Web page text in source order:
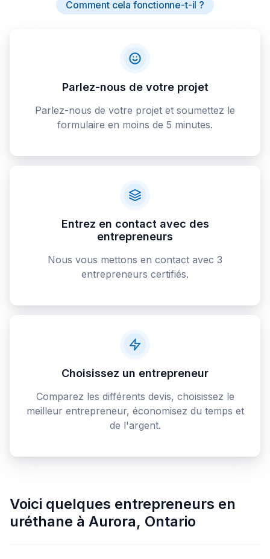
Comment cela fonctionne-t-il ?
Parlez-nous de votre projet
Parlez-nous de votre projet et soumettez le
formulaire en moins de 5 minutes.
Entrez en contact avec des
entrepreneurs
Nous vous mettons en contact avec 3
entrepreneurs certifiés.
Choisissez un entrepreneur
Comparez les différents devis, choisissez le
meilleur entrepreneur, économisez du temps et
de l'argent.
Voici quelques entrepreneurs en
uréthane à Aurora, Ontario